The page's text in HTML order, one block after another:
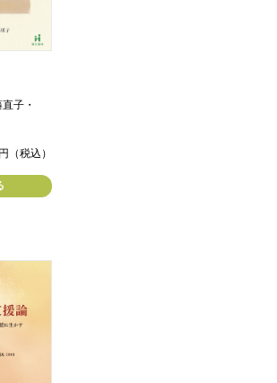
子・
円（税込）